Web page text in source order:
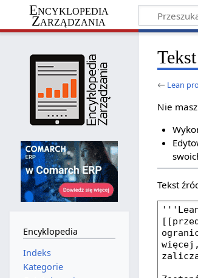
Encyklopedia
Zarządzania
← Lean
Nie
Tekst
Encyklopedia
Indeks
Kategorie